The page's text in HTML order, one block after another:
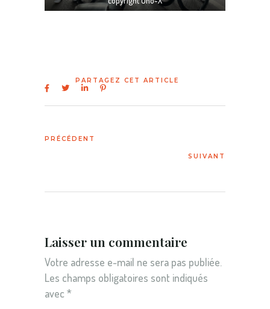
Laisser un commentaire
Votre adresse e-mail ne sera pas publiée.
Les champs obligatoires sont indiqués
avec*